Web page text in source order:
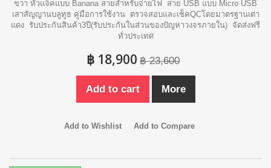
ขวา หัวแจ็คแบบ Banana สายสำหรับจ่ายไฟ สาย USB แบบ Micro USB
เสาสัญญานบลูทูธ คู่มือการใช้งาน ตรวจสอบและเช็คQCโดยมาตรฐานเต่า
แดง รับประกันสินค้า3ปี(รับประกันในส่วนของปัญหาวงจรภายใน) จัดส่งฟรี
ทั่วประเทศ
฿ 18,900 ฿ 23,600
Add to cart More
Add to Wishlist Add to Compare